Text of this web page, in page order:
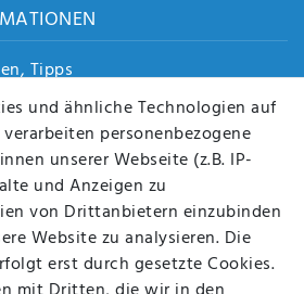
Tipps
und ähnliche Technologien auf
personenbezogene
unserer Webseite (z.B. IP-
und Anzeigen zu
von Drittanbietern einzubinden
Website zu analysieren. Die
erst durch gesetzte Cookies.